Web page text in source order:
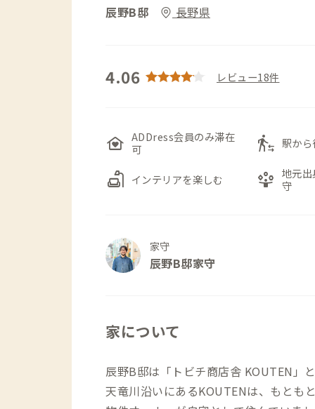
辰野B邸 長野県
4.06 レビュー18件
family_home ADDress会員のみ滞在
可
transfer_within_a_station 駅か
scene インテリアを楽しむ person_play 地元
守
家守
辰野B邸家守
家について
辰野B邸は「トビチ商店舎 KOUTEN」
天竜川沿いにあるKOUTENは、もとも